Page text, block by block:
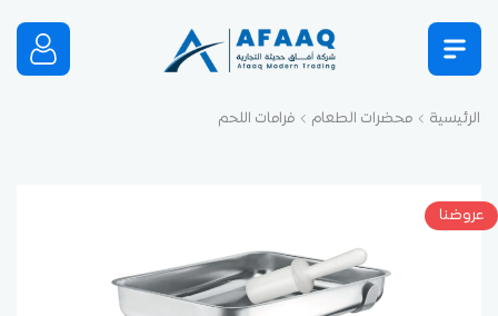
الرئيسية محضرات الطعام فرامات اللحم
عروضنا